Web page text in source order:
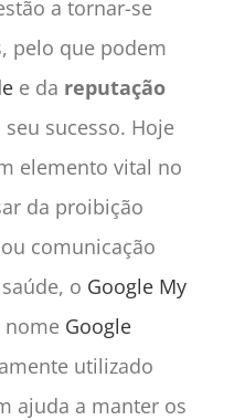
a tornar-se
pelo que podem
e da reputação
sucesso. Hoje
elemento vital no
da proibição
comunicação
o Google My
nome Google
utilizado
ajuda a manter os